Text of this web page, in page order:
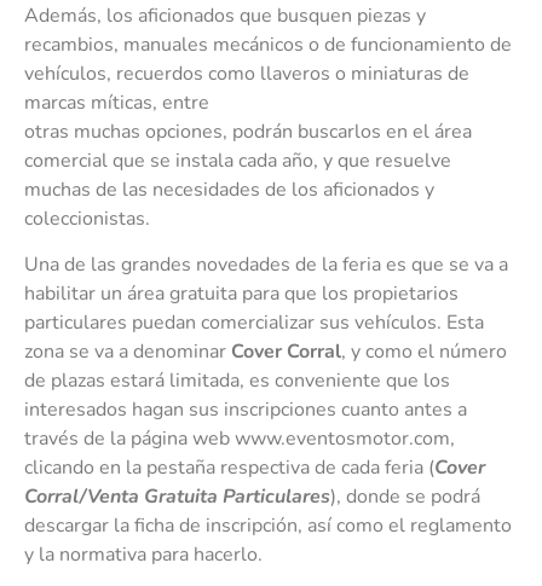
Además, los aficionados que busquen piezas y
recambios, manuales mecánicos o de funcionamiento de
vehículos, recuerdos como llaveros o miniaturas de
marcas míticas, entre
otras muchas opciones, podrán buscarlos en el área
comercial que se instala cada año, y que resuelve
muchas de las necesidades de los aficionados y
coleccionistas.
Una de las grandes novedades de la feria es que se va a
habilitar un área gratuita para que los propietarios
particulares puedan comercializar sus vehículos. Esta
zona se va a denominar Cover Corral, y como el número
de plazas estará limitada, es conveniente que los
interesados hagan sus inscripciones cuanto antes a
través de la página web www.eventosmotor.com,
clicando en la pestaña respectiva de cada feria (Cover
Corral/Venta Gratuita Particulares), donde se podrá
descargar la ficha de inscripción, así como el reglamento
y la normativa para hacerlo.